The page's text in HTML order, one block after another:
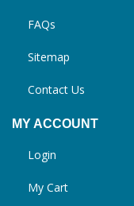
FAQs
Sitemap
Contact Us
MY ACCOUNT
Login
My Cart